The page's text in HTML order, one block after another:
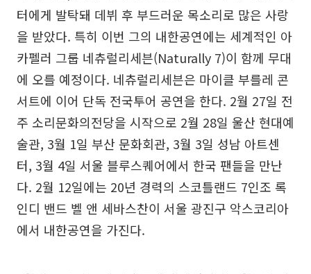
터에게 발탁돼 데뷔 후 부드러운 목소리로 많은 사랑
을 받았다. 특히 이번 그의 내한공연에는 세계적인 아
카펠러 그룹 네츄럴리세븐(Naturally 7)이 함께 무대
에 오를 예정이다. 네츄럴리세븐은 마이클 부를레 콘
서트에 이어 단독 전국투어 공연을 한다. 2월 27일 전
주 소리문화의전당을 시작으로 2월 28일 울산 현대예
술관, 3월 1일 부산 문화회관, 3월 3일 성남 아트센
터, 3월 4일 서울 블루스퀘어에서 한국 팬들을 만난
다. 2월 12일에는 20년 경력의 스코틀랜드 7인조 록
인디 밴드 벨 앤 세바스찬이 서울 광진구 악스코리아
에서 내한공연을 가진다.